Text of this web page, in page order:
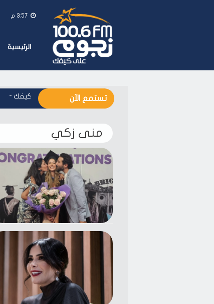
3:57 م
الرئيسية
تستمع الآن -نجوم اف ام - على كيفك
منى زكي